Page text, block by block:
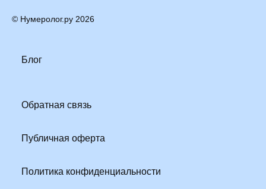
© Нумеролог.ру 2026
Блог
Обратная связь
Публичная оферта
Политика конфиденциальности